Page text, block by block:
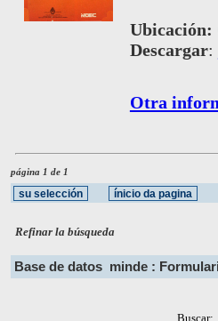
Ubicación:
Descargar:
Otra
página 1 de 1
Refinar la búsqueda
Base de datos minde :
Buscar: